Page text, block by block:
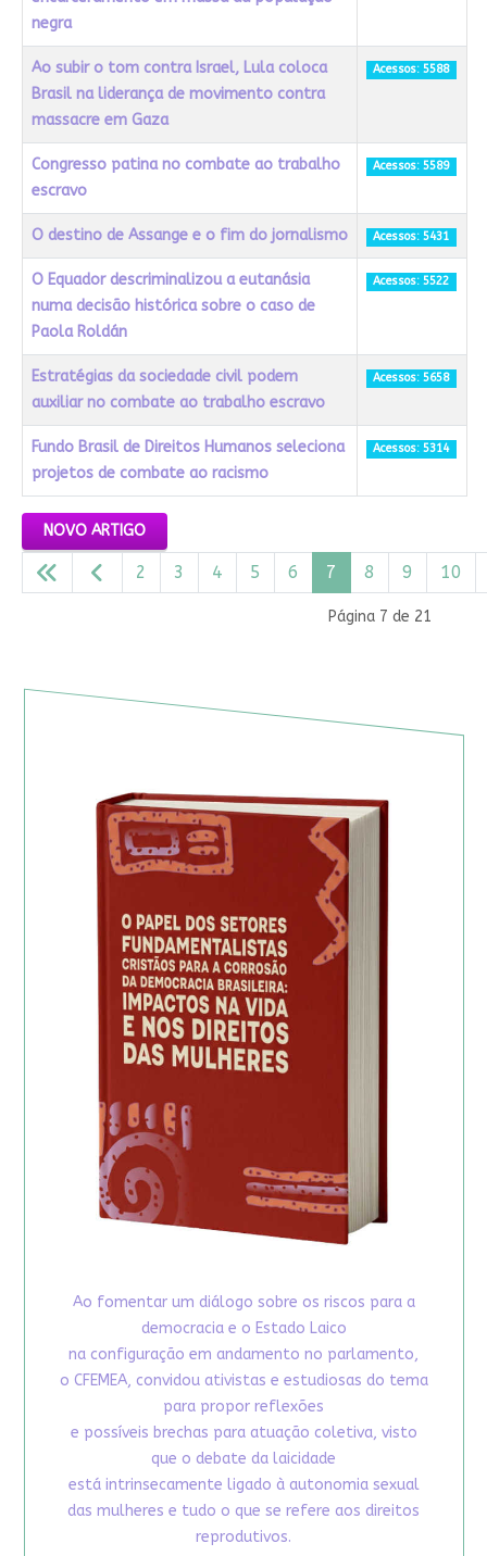
negra
Ao subir o tom contra Israel, Lula coloca
Brasil na liderança de movimento contra
massacre em Gaza
Acessos: 5588
Congresso patina no combate ao trabalho
escravo
Acessos: 5589
O destino de Assange e o fim do jornalismo Acessos: 5431
O Equador descriminalizou a eutanásia
numa decisão histórica sobre o caso de
Paola Roldán
Acessos: 5522
Estratégias da sociedade civil podem
auxiliar no combate ao trabalho escravo
Acessos: 5658
Fundo Brasil de Direitos Humanos seleciona
projetos de combate ao racismo
Acessos: 5314
NOVO ARTIGO
Página 7 de 21
2 3 4 5 6 7 8 9 10
Ao fomentar um diálogo sobre os riscos para a
democracia e o Estado Laico
na configuração em andamento no parlamento,
o CFEMEA, convidou ativistas e estudiosas do tema
para propor reflexões
e possíveis brechas para atuação coletiva, visto
que o debate da laicidade
está intrinsecamente ligado à autonomia sexual
das mulheres e tudo o que se refere aos direitos
reprodutivos.